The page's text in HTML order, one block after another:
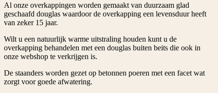
Al onze overkappingen worden gemaakt van duurzaam glad
geschaafd douglas waardoor de overkapping een levensduur heeft
van zeker 15 jaar.
Wilt u een natuurlijk warme uitstraling houden kunt u de
overkapping behandelen met een douglas buiten beits die ook in
onze webshop te verkrijgen is.
De staanders worden gezet op betonnen poeren met een facet wat
zorgt voor goede afwatering.